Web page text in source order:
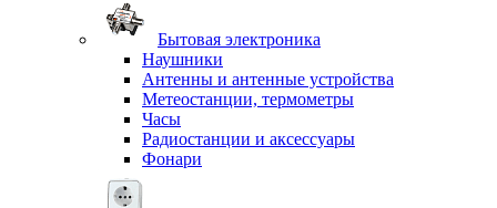
Бытовая электроника
Наушники
Антенны и антенные устройства
Метеостанции, термометры
Часы
Радиостанции и аксессуары
Фонари